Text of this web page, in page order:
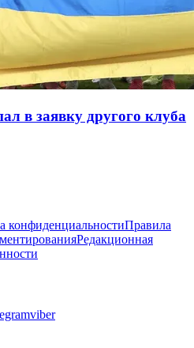
в заявку другого клуба
конфиденциальностиПравила
Редакционная
viber